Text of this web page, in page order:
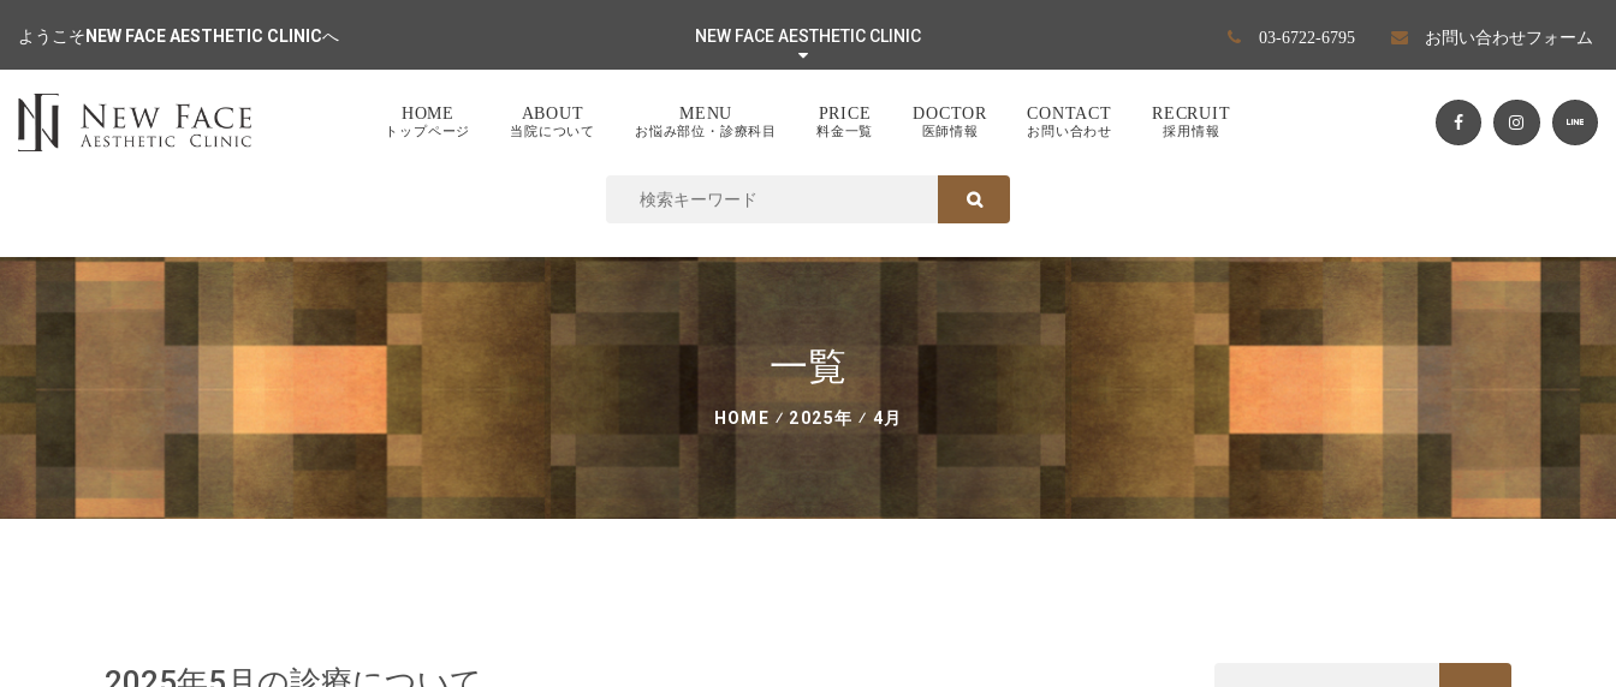
ようこそNEW FACE AESTHETIC CLINICへ NEW FACE AESTHETIC CLINIC 03-6722-6795 お問い合わせフォーム
HOME
トップページ
ABOUT
当院について
MENU
お悩み部位・診療科目
PRICE
料金一覧
DOCTOR
医師情報
CONTACT
お問い合わせ
RECRUIT
採用情報
SEARCH
一覧
HOME ⁄ 2025年 ⁄ 4月